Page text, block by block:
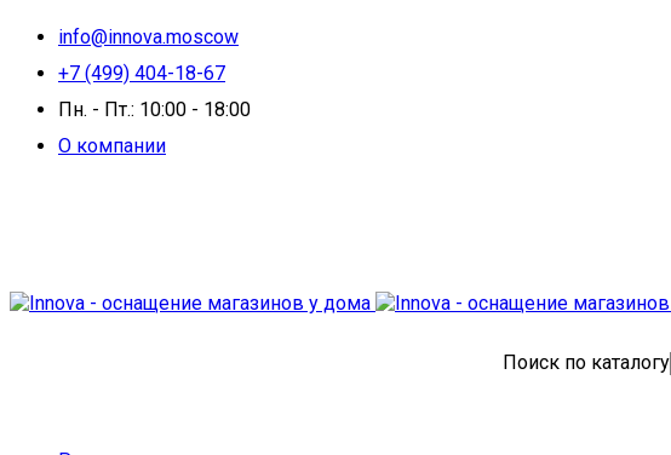
info@innova.moscow
+7 (499) 404-18-67
Пн. - Пт.: 10:00 - 18:00
О компании
Поиск по каталогу